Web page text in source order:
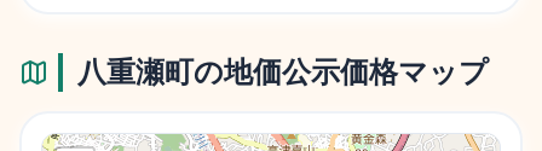
八重瀬町の地価公示価格マップ